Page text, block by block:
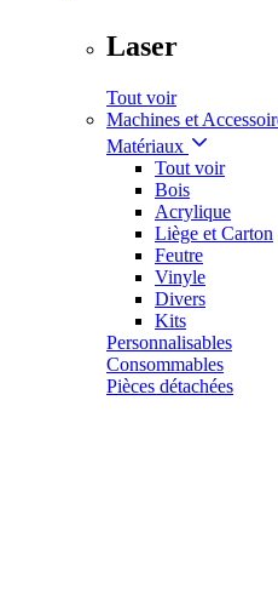
Laser
Tout voir
Machines et
Matériaux
Tout voir
Bois
Acrylique
Liège et Carton
Feutre
Vinyle
Divers
Kits
Personnalisables
Consommables
Pièces détachées